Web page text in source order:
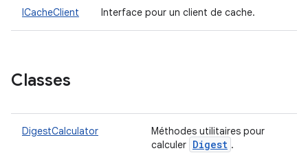
ICacheClient Interface pour un client de cache.
Classes
DigestCalculator
Méthodes utilitaires pour
calculer Digest .